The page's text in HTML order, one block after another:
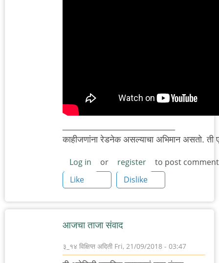
काहीजणांना रेडनेक असल्याचा अभिमान असतो.
Log in or register
to post
Like
Dislike
आजचा ताजा संवाद
३_१४ विक्षिप्त अदिती Fri, 21/09/2018 - 03:47